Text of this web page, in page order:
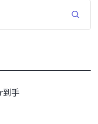
到手